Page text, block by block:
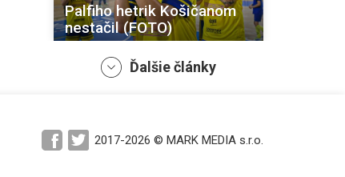
Palfiho hetrik Košičanom
nestačil (FOTO)
Ďalšie články
2017-2026 © MARK MEDIA s.r.o.